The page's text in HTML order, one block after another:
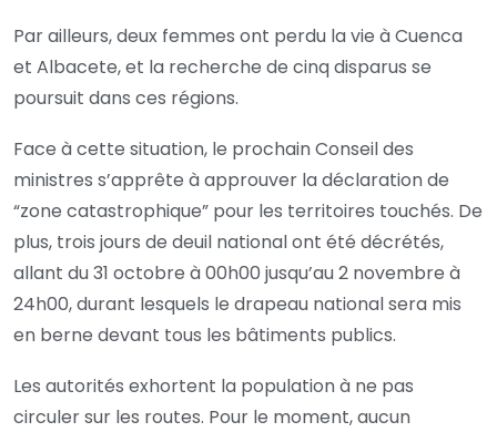
Par ailleurs, deux femmes ont perdu la vie à Cuenca
et Albacete, et la recherche de cinq disparus se
poursuit dans ces régions.
Face à cette situation, le prochain Conseil des
ministres s’apprête à approuver la déclaration de
“zone catastrophique” pour les territoires touchés. De
plus, trois jours de deuil national ont été décrétés,
allant du 31 octobre à 00h00 jusqu’au 2 novembre à
24h00, durant lesquels le drapeau national sera mis
en berne devant tous les bâtiments publics.
Les autorités exhortent la population à ne pas
circuler sur les routes. Pour le moment, aucun